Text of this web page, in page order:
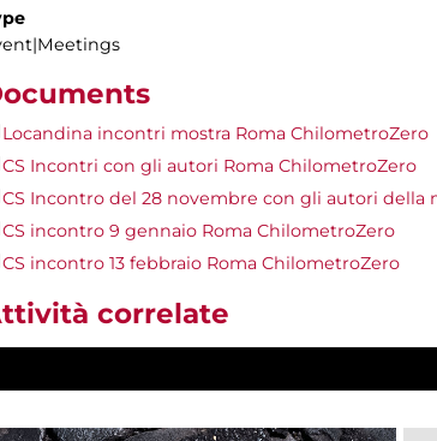
Locandina incontri mostra Roma ChilometroZero
CS Incontri con gli autori Roma ChilometroZero
CS Incontro del 28 novembre con gli autori della
CS incontro 9 gennaio Roma ChilometroZero
CS incontro 13 febbraio Roma ChilometroZero
correlate